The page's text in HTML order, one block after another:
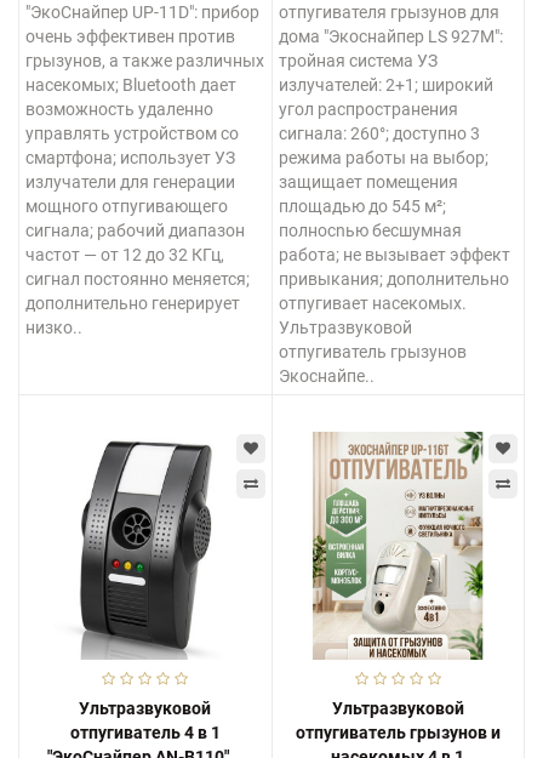
"ЭкоСнайпер UP-11D": прибор
очень эффективен против
грызунов, а также различных
насекомых; Bluetooth дает
возможность удаленно
управлять устройством со
смартфона; использует УЗ
излучатели для генерации
мощного отпугивающего
сигнала; рабочий диапазон
частот — от 12 до 32 КГц,
сигнал постоянно меняется;
дополнительно генерирует
низко..
отпугивателя грызунов для
дома "Экоснайпер LS 927M":
тройная система УЗ
излучателей: 2+1; широкий
угол распространения
сигнала: 260°; доступно 3
режима работы на выбор;
защищает помещения
площадью до 545 м²;
полносnью бесшумная
работа; не вызывает эффект
привыкания; дополнительно
отпугивает насекомых.
Ультразвуковой
отпугиватель грызунов
Экоснайпе..
Ультразвуковой
отпугиватель 4 в 1
Ультразвуковой
отпугиватель грызунов и